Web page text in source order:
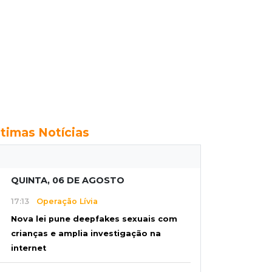
Notícias
QUINTA, 06 DE AGOSTO
17:13 Operação Lívia
Nova lei pune deepfakes sexuais com
crianças e amplia investigação na
internet